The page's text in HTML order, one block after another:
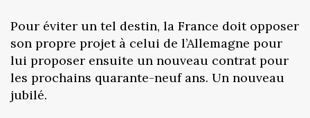
Pour éviter un tel destin, la France doit opposer
son propre projet à celui de l’Allemagne pour
lui proposer ensuite un nouveau contrat pour
les prochains quarante-neuf ans. Un nouveau
jubilé.